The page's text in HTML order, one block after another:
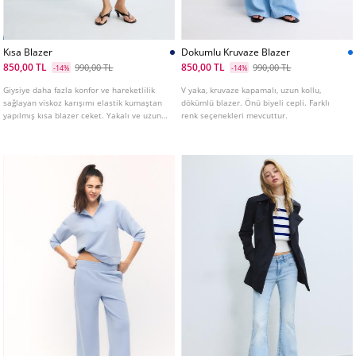
Kısa Blazer
850,00 TL
-14% 990,00 TL
Giysiye daha fazla konfor ve hareketlilik
sağlayan viskoz karışımı elastik kumaştan
yapılmış kısa blazer ceket. Yakalı ve uzun,
Dokumlu Kruvaze Blazer
850,00 TL
-14% 990,00 TL
V yaka, kruvaze kapamalı, uzun kollu,
dökümlü blazer. Önü biyeli cepli. Farklı
renk seçenekleri mevcuttur.